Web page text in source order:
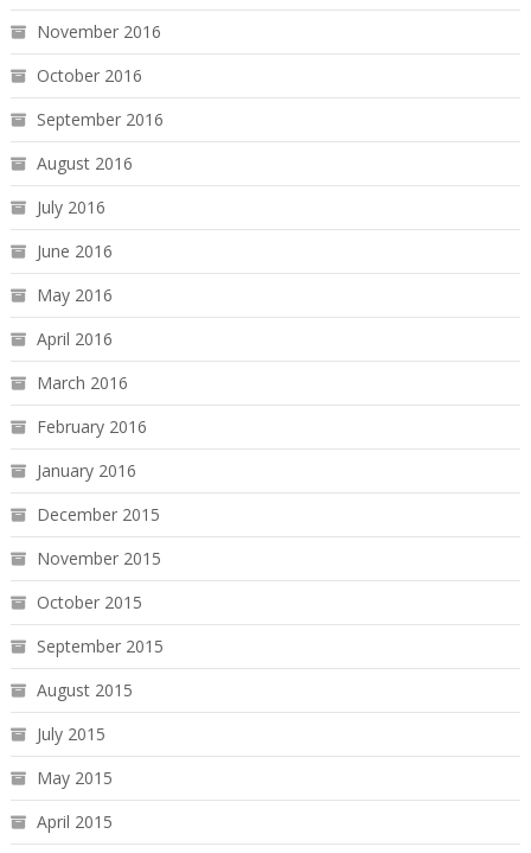
November 2016
October 2016
September 2016
August 2016
July 2016
June 2016
May 2016
April 2016
March 2016
February 2016
January 2016
December 2015
November 2015
October 2015
September 2015
August 2015
July 2015
May 2015
April 2015